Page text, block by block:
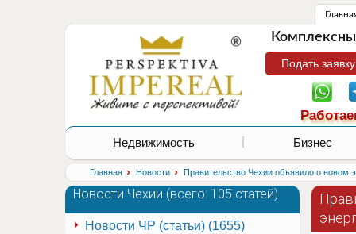
Подать
Недвижимость Бизнес
Главная › Новости › Правительство Чехии объявило о новом
Новости Чехии (всего: 105 статей)
Новости ЧР (статьи) (1655)